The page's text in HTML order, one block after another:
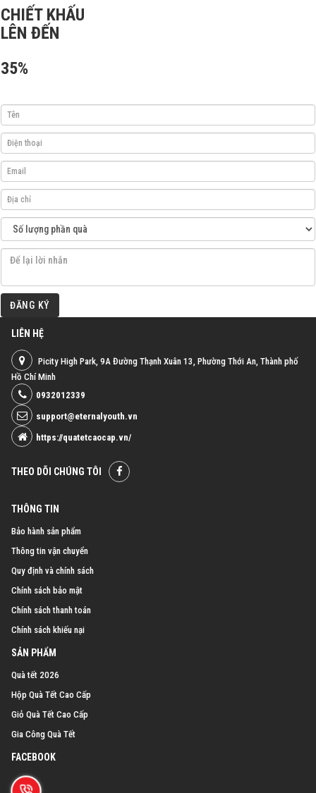
CHIẾT KHẤU
LÊN ĐẾN
35%
ĐĂNG KÝ
LIÊN HỆ
Picity High Park, 9A Đường Thạnh Xuân 13, Phường Thới An, Thành phố
Hồ Chí Minh
0932012339
support@eternalyouth.vn
https://quatetcaocap.vn/
THEO DÕI CHÚNG TÔI
THÔNG TIN
Bảo hành sản phẩm
Thông tin vận chuyển
Quy định và chính sách
Chính sách bảo mật
Chính sách thanh toán
Chính sách khiếu nại
SẢN PHẨM
Quà tết 2026
Hộp Quà Tết Cao Cấp
Giỏ Quà Tết Cao Cấp
Gia Công Quà Tết
FACEBOOK